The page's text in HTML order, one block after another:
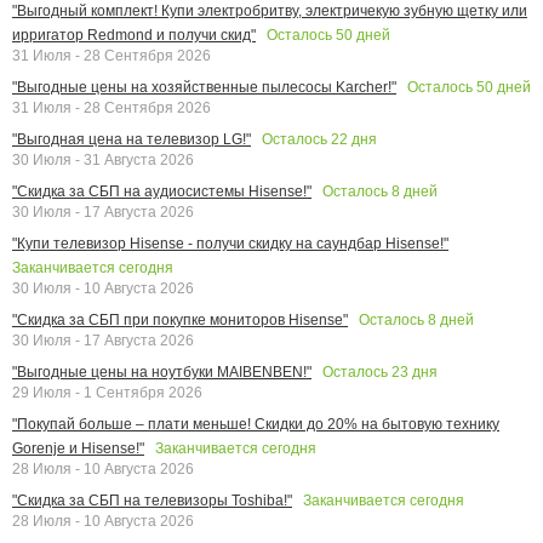
"Выгодный комплект! Купи электробритву, электричекую зубную щетку или
ирригатор Redmond и получи скид"
Осталось 50 дней
31 Июля - 28 Сентября 2026
"Выгодные цены на хозяйственные пылесосы Karcher!"
Осталось 50 дней
31 Июля - 28 Сентября 2026
"Выгодная цена на телевизор LG!"
Осталось 22 дня
30 Июля - 31 Августа 2026
"Скидка за СБП на аудиосистемы Hisense!"
Осталось 8 дней
30 Июля - 17 Августа 2026
"Купи телевизор Hisense - получи скидку на саундбар Hisense!"
Заканчивается сегодня
30 Июля - 10 Августа 2026
"Скидка за СБП при покупке мониторов Hisense"
Осталось 8 дней
30 Июля - 17 Августа 2026
"Выгодные цены на ноутбуки MAIBENBEN!"
Осталось 23 дня
29 Июля - 1 Сентября 2026
"Покупай больше – плати меньше! Скидки до 20% на бытовую технику
Gorenje и Hisense!"
Заканчивается сегодня
28 Июля - 10 Августа 2026
"Скидка за СБП на телевизоры Toshiba!"
Заканчивается сегодня
28 Июля - 10 Августа 2026